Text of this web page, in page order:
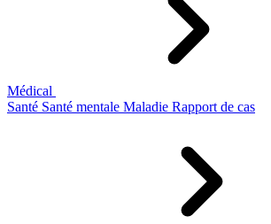
Médical
Santé Santé mentale Maladie Rapport de cas